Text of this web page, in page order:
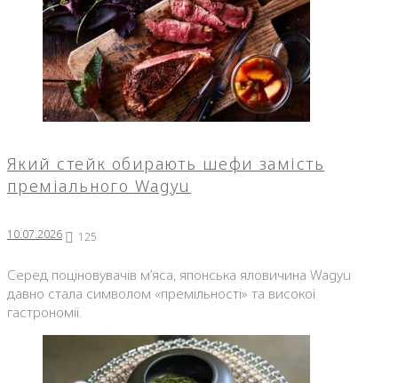
Який стейк обирають шефи замість
преміального Wagyu
10.07.2026 125
Серед поціновувачів м’яса, японська яловичина Wagyu
давно стала символом «премільності» та високої
гастрономії.